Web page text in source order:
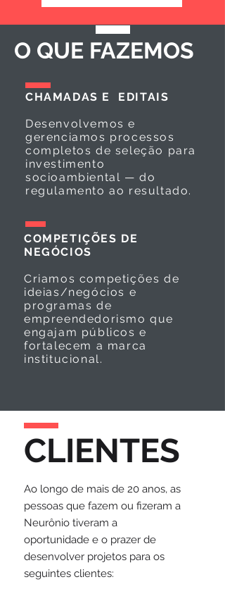
O QUE FAZEMOS
CHAMADAS E EDITAIS
Desenvolvemos e
gerenciamos processos
completos de seleção para
investimento
socioambiental — do
regulamento ao resultado.
COMPETIÇÕES DE
NEGÓCIOS
Criamos competições de
ideias/negócios e
programas de
empreendedorismo que
engajam públicos e
fortalecem a marca
institucional.
CLIENTES
Ao longo de mais de 20 anos, as
pessoas que fazem ou fizeram a
Neurônio tiveram a
oportunidade e o prazer de
desenvolver projetos para os
seguintes clientes: